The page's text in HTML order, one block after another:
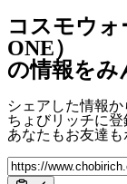
コスモウォ
ONE）
の情報をみ
シェアした情報
ちょびリッチに
あなたもお友達も